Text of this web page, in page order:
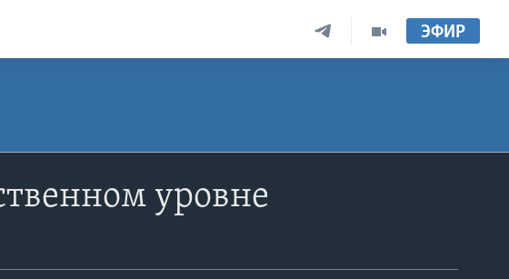
ЭФИР
уровне